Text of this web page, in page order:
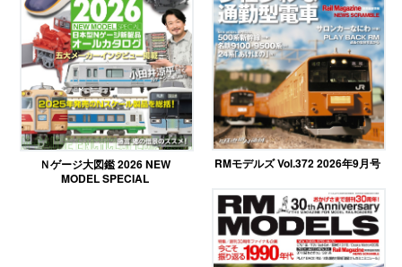
Ｎゲージ大図鑑 2026 NEW
MODEL SPECIAL
RMモデルズ Vol.372 2026年9月号